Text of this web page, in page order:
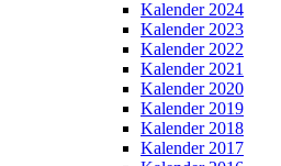
Kalender 2024
Kalender 2023
Kalender 2022
Kalender 2021
Kalender 2020
Kalender 2019
Kalender 2018
Kalender 2017